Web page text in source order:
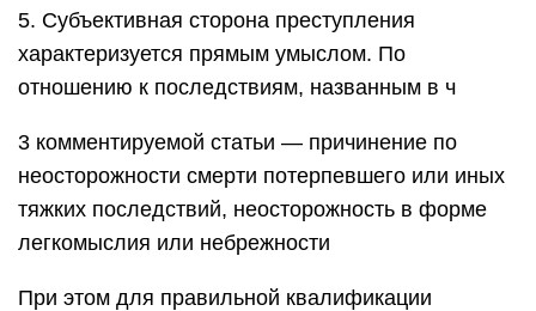
5. Субъективная сторона преступления
характеризуется прямым умыслом. По
отношению к последствиям, названным в ч
3 комментируемой статьи — причинение по
неосторожности смерти потерпевшего или иных
тяжких последствий, неосторожность в форме
легкомыслия или небрежности
При этом для правильной квалификации